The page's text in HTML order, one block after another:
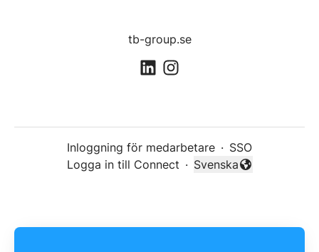
tb-group.se
Inloggning för medarbetare · SSO
Logga in till Connect ·
Byt språk
Svenska